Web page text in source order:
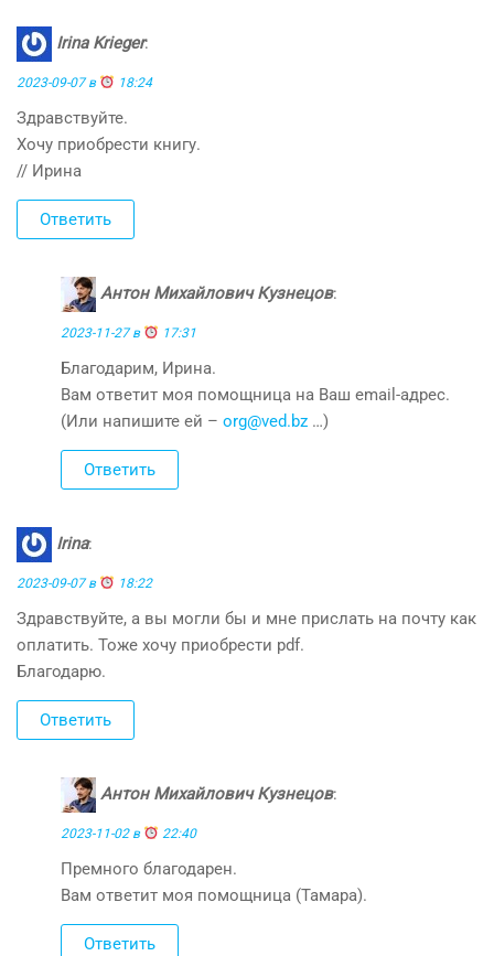
Irina Krieger:
2023-09-07 в 18:24
Здравствуйте.
Хочу приобрести книгу.
// Ирина
Ответить
Антон Михайлович Кузнецов:
2023-11-27 в 17:31
Благодарим, Ирина.
Вам ответит моя помощница на Ваш email-адрес.
(Или напишите ей – org@ved.bz …)
Ответить
Irina:
2023-09-07 в 18:22
Здравствуйте, а вы могли бы и мне прислать на почту как
оплатить. Тоже хочу приобрести pdf.
Благодарю.
Ответить
Антон Михайлович Кузнецов:
2023-11-02 в 22:40
Премного благодарен.
Вам ответит моя помощница (Тамара).
Ответить